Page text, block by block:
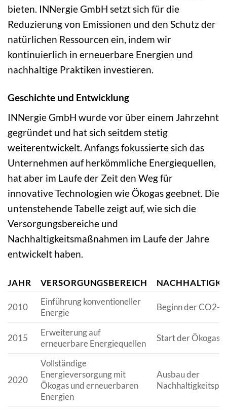
bieten. INNergie GmbH setzt sich für die
Reduzierung von Emissionen und den Schutz der
natürlichen Ressourcen ein, indem wir
kontinuierlich in erneuerbare Energien und
nachhaltige Praktiken investieren.
Geschichte und Entwicklung
INNergie GmbH wurde vor über einem Jahrzehnt
gegründet und hat sich seitdem stetig
weiterentwickelt. Anfangs fokussierte sich das
Unternehmen auf herkömmliche Energiequellen,
hat aber im Laufe der Zeit den Weg für
innovative Technologien wie Ökogas geebnet. Die
untenstehende Tabelle zeigt auf, wie sich die
Versorgungsbereiche und
Nachhaltigkeitsmaßnahmen im Laufe der Jahre
entwickelt haben.
JAHR VERSORGUNGSBEREICH
2010
Einführung konventioneller
Energie
Beginn der CO2-
2015
Erweiterung auf
erneuerbare Energiequellen
Start der Ökogas-
2020
Vollständige
Energieversorgung mit
Ökogas und erneuerbaren
Energien
Ausbau der